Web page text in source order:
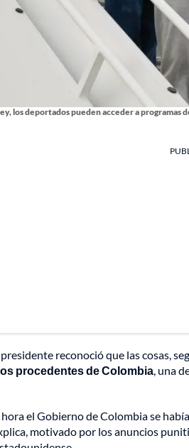
los deportados pueden acceder a programas
reconoció que las cosas,
procedentes de Colombia, una
hora el Gobierno de Colombia se
motivado por los anuncios